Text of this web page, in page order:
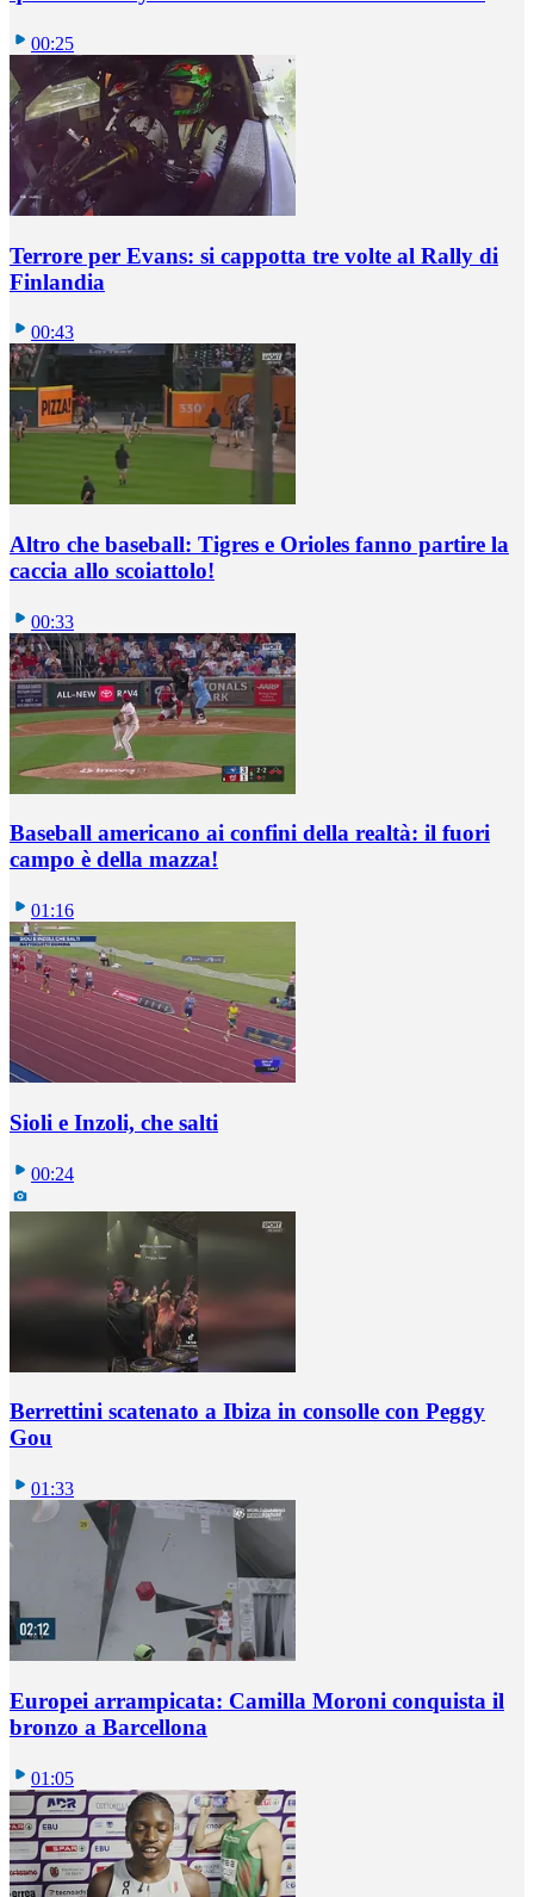
00:25
Terrore per Evans: si cappotta tre volte al Rally di
Finlandia
00:43
Altro che baseball: Tigres e Orioles fanno partire la
caccia allo scoiattolo!
00:33
Baseball americano ai confini della realtà: il fuori
campo è della mazza!
01:16
Sioli e Inzoli, che salti
00:24
Berrettini scatenato a Ibiza in consolle con Peggy
Gou
01:33
Europei arrampicata: Camilla Moroni conquista il
bronzo a Barcellona
01:05